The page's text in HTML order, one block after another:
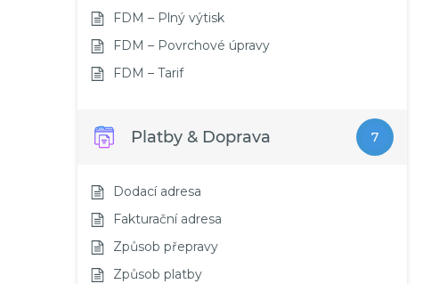
FDM – Plný výtisk
FDM – Povrchové úpravy
FDM – Tarif
Platby & Doprava 7
Dodací adresa
Fakturační adresa
Způsob přepravy
Způsob platby